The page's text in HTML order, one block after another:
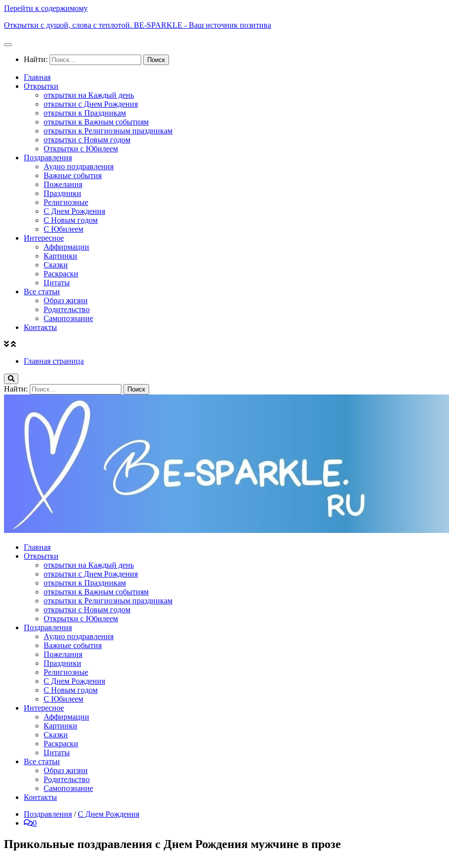
Перейти к содержимому
Открытки с душой, слова с теплотой. BE-SPARKLE - Ваш источник позитива
Найти:
Главная
Открытки
открытки на Каждый день
открытки с Днем Рождения
открытки к Праздникам
открытки к Важным событиям
открытки к Религиозным праздникам
открытки с Новым годом
Открытки с Юбилеем
Поздравления
Аудио поздравления
Важные события
Пожелания
Праздники
Религиозные
С Днем Рождения
С Новым годом
С Юбилеем
Интересное
Аффирмации
Картинки
Сказки
Раскраски
Цитаты
Все статьи
Образ жизни
Родительство
Самопознание
Контакты
Главная страница
Найти:
Главная
Открытки
открытки на Каждый день
открытки с Днем Рождения
открытки к Праздникам
открытки к Важным событиям
открытки к Религиозным праздникам
открытки с Новым годом
Открытки с Юбилеем
Поздравления
Аудио поздравления
Важные события
Пожелания
Праздники
Религиозные
С Днем Рождения
С Новым годом
С Юбилеем
Интересное
Аффирмации
Картинки
Сказки
Раскраски
Цитаты
Все статьи
Образ жизни
Родительство
Самопознание
Контакты
Поздравления / С Днем Рождения
0
Прикольные поздравления с Днем Рождения мужчине в прозе